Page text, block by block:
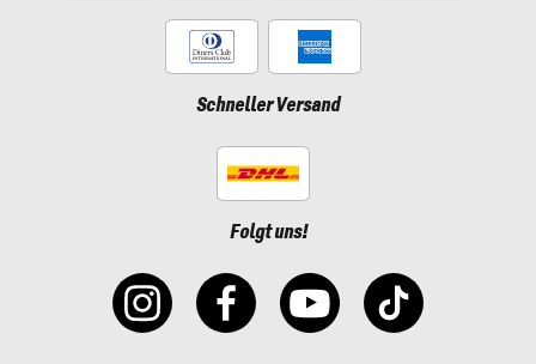
Schneller Versand
Folgt uns!